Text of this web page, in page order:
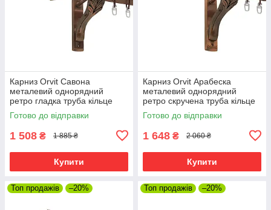
Карниз Orvit Савона
металевий однорядний
ретро гладка труба кільце
металеве Мідь 25 мм 300 см
(00-00016315)
Готово до відправки
1 508 ₴ 1 885 ₴
Купити
Карниз Orvit Арабеска
металевий однорядний
ретро скручена труба кільце
металеве Мідь 25 мм 300 см
(00-00016341)
Готово до відправки
1 648 ₴ 2 060 ₴
Купити
Топ продажів –20% Топ продажів –20%